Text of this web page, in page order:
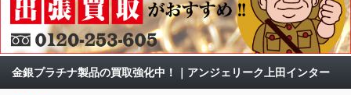
金銀プラチナ製品の買取強化中！｜アンジェリーク上田インター